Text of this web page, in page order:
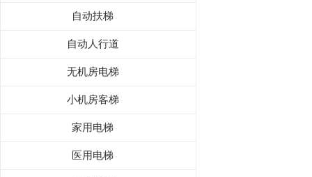
自动扶梯
自动人行道
无机房电梯
小机房客梯
家用电梯
医用电梯